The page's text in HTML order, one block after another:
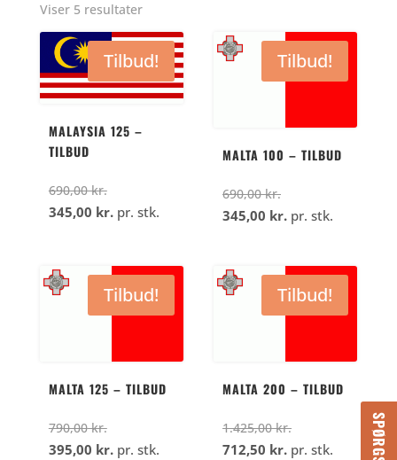
Viser 5 resultater
Tilbud!
MALAYSIA 125 –
TILBUD
690,00kr.Den
oprindelige
690,00
kr..
345,00 kr.Den
er:
345,00
pr. stk.
Tilbud!
MALTA 100 – TILBUD
690,00kr.Den
oprindelige
kr..
345,00 kr.Den
345,00
pr. stk.
Tilbud!
MALTA 125 – TILBUD
790,00kr.Den
oprindelige
395,00 kr.Den
pr. stk.
Tilbud!
MALTA 200 – TILBUD
1.425,00kr.Den
oprindelige
712,50 kr.Den
pr. stk.